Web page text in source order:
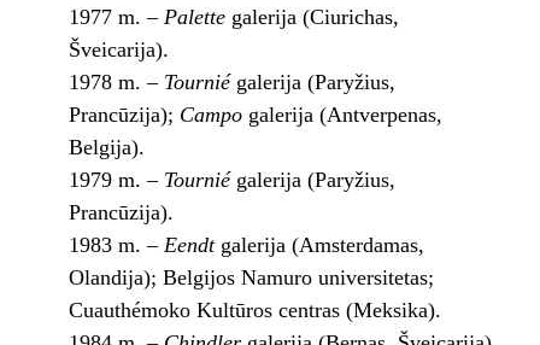
1977 m. – Palettegalerija (Ciurichas,
Šveicarija).
1978 m. – Tourniégalerija (Paryžius,
Prancūzija); Campogalerija (Antverpenas,
Belgija).
1979 m. – Tournié galerija (Paryžius,
Prancūzija).
1983 m. – Eendtgalerija (Amsterdamas,
Olandija); Belgijos Namuro universitetas;
Cuauthémoko Kultūros centras (Meksika).